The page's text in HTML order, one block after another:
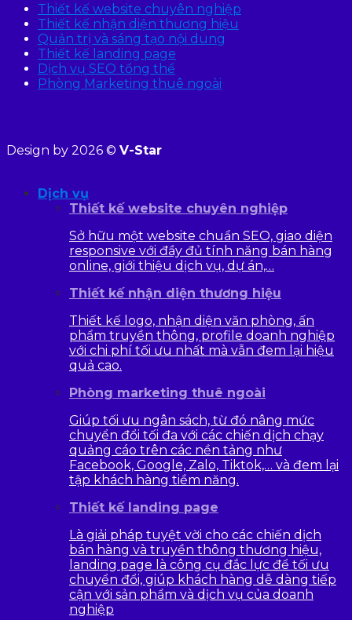
Thiết kế website chuyên nghiệp
Thiết kế nhận diện thương hiệu
Quản trị và sáng tạo nội dung
Thiết kế landing page
Dịch vụ SEO tổng thể
Phòng Marketing thuê ngoài
Design by 2026 © V-Star
Dịch vụ
Thiết kế website chuyên nghiệp
Sở hữu một website chuẩn SEO, giao diện
responsive với đầy đủ tính năng bán hàng
online, giới thiệu dịch vụ, dự án,…
Thiết kế nhận diện thương hiệu
Thiết kế logo, nhận diện văn phòng, ấn
phẩm truyền thông, profile doanh nghiệp
với chi phí tối ưu nhất mà vẫn đem lại hiệu
quả cao.
Phòng marketing thuê ngoài
Giúp tối ưu ngân sách, từ đó nâng mức
chuyển đổi tối đa với các chiến dịch chạy
quảng cáo trên các nền tảng như
Facebook, Google, Zalo, Tiktok,… và đem lại
tập khách hàng tiềm năng.
Thiết kế landing page
Là giải pháp tuyệt vời cho các chiến dịch
bán hàng và truyền thông thương hiệu,
landing page là công cụ đắc lực để tối ưu
chuyển đổi, giúp khách hàng dễ dàng tiếp
cận với sản phẩm và dịch vụ của doanh
nghiệp